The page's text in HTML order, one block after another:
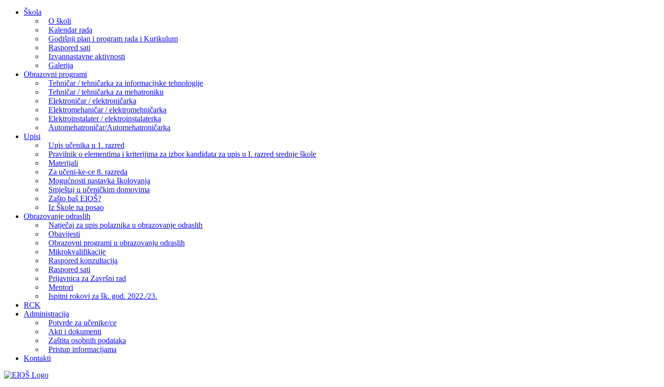
Skip
Škola
O školi
Kalendar rada
Godišnji plan i program rada i Kurikulum
Raspored sati
Izvannastavne aktivnosti
Galerija
Obrazovni programi
Tehničar / tehničarka za informacijske tehnologije
Tehničar / tehničarka za mehatroniku
Elektroničar / elektroničarka
Elektromehaničar / elektromehničarka
Elektroinstalater / elektroinstalaterka
Automehatroničar/Automehatroničarka
Upisi
Upis učenika u 1. razred
Pravilnik o elementima i kriterijima za izbor kandidata za upis u I. razred srednje škole
Materijali
Za učeni-ke-ce 8. razreda
Mogućnosti nastavka školovanja
Smještaj u učeničkim domovima
Zašto baš EIOŠ?
Iz Škole na posao
Obrazovanje odraslih
Natječaj za upis polaznika u obrazovanje odraslih
Obavijesti
Obrazovni programi u obrazovanju odraslih
Mikrokvalifikacije
Raspored konzultacija
Raspored sati
Prijavnica za Završni rad
Mentori
Ispitni rokovi za šk. god. 2022./23.
RCK
Administracija
Potvrde za učenike/ce
Akti i dokumenti
Zaštita osobnih podataka
Pristup informacijama
Kontakti
Facebook
YouTube
X
Pinterest